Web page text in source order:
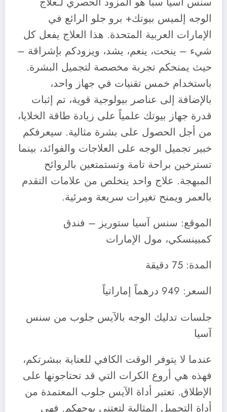
الوجه إلميس بيوتك+ برو جلو الرائع في
الإمارات العربية المتحدة. هذا العلاج يفعل كل
شيء – ينحت، ينعم، يشد، ويزودكم بإشراقة –
حيث يمنحكم تجربة مخصصة لتجميل البشرة.
باستخدام خمس تقنيات في جهاز واحد،
بالإضافة إلى عناصر بيولوجية قوية، تم إثبات
قدرة جهاز بيوتك علمياً على زيادة طاقة الخلايا،
من أجل الحصول على بشرة مثالية. سيعرفكم
خبير تجميل الوجه على العلاجات والفوائد، بينما
تسترخين براحة تامة وتستمتعين بالروائح
المبهجة. علاج واحد يتخلص من علامات التقدم
بالعمر ويمنح تغيرات سريعة ومرئية.
الموقع: سنس آسيا ستوريز – فندق
كمبينسكي، مول الإمارات
المدة: 75 دقيقة
السعر: 949 درهماً إماراتياً
جلسات تدليك الوجه بالآيس جلوب من سنس
آسيا
عندما لا يتوفر الوقت الكافي للعناية ببشرتكم،
فهذه هي أروع الكرات التي قد تحتاجونها على
الإطلاق. تعتبر أداة الآيس جلوب المعتمدة من
أداة التجميل المثالية لتعتني بوجهكم. فهي